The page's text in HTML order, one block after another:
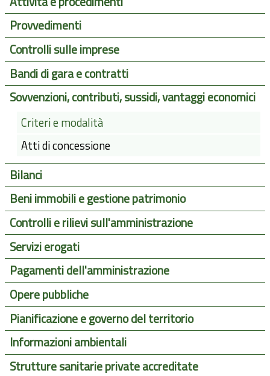
Provvedimenti
Controlli sulle imprese
Bandi di gara e contratti
Sovvenzioni, contributi, sussidi, vantaggi economici
Criteri e modalità
Atti di concessione
Bilanci
Beni immobili e gestione patrimonio
Controlli e rilievi sull'amministrazione
Servizi erogati
Pagamenti dell'amministrazione
Opere pubbliche
Pianificazione e governo del territorio
Informazioni ambientali
Strutture sanitarie private accreditate